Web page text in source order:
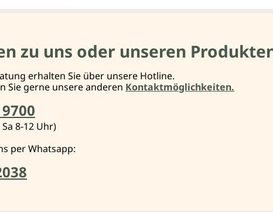
zu uns oder unseren
erhalten Sie über unsere Hotline.
Sie gerne unsere anderen Kontaktmöglichkeiten.
8-12 Uhr)
per Whatsapp: